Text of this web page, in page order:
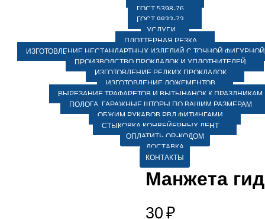
ГОСТ 5398-76
ГОСТ 9833-73
УСЛУГИ
ПЛОТТЕРНАЯ РЕЗКА
ИЗГОТОВЛЕНИЕ НЕСТАНДАРТНЫХ ИЗДЕЛИЙ С ТОЧНОЙ ФИГУРНОЙ
ПРОИЗВОДСТВО ПРОКЛАДОК И УПЛОТНИТЕЛЕЙ
ИЗГОТОВЛЕНИЕ РЕДКИХ ПРОКЛАДОК
ИЗГОТОВЛЕНИЕ ЛОЖЕМЕНТОВ
ВЫРЕЗАНИЕ ТРАФАРЕТОВ И ВЫТЫНАНОК К ПРАЗДНИКАМ
ПОЛОГА, ГАРАЖНЫЕ ШТОРЫ ПО ВАШИМ РАЗМЕРАМ
ОБЖИМ РУКАВОВ РВД ФИТИНГАМИ
СТЫКОВКА КОНВЕЙЕРНЫХ ЛЕНТ
ОПЛАТИТЬ QR-КОДОМ
ДОСТАВКА
КОНТАКТЫ
Манжета
30 ₽